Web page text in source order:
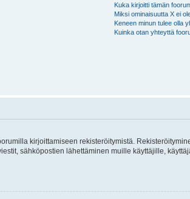
Kuka kirjoitti tämän
Miksi ominaisuutta X ei
Keneen minun tulee olla
Kuinka otan yhteyttä
kirjoittamiseen rekisteröitymistä.
sähköpostien lähettäminen muille käyttäjille,